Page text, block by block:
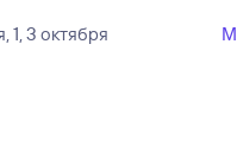
3 октября